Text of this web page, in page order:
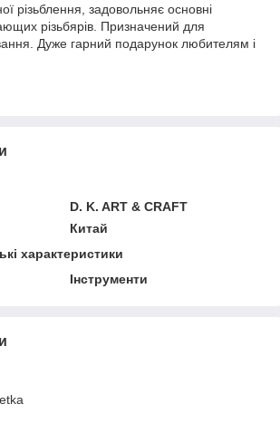
різьблення, задовольняє основні
різьбярів. Призначений для
Дуже гарний подарунок любителям і
D. K. ART & CRAFT
Китай
характеристики
Інструменти